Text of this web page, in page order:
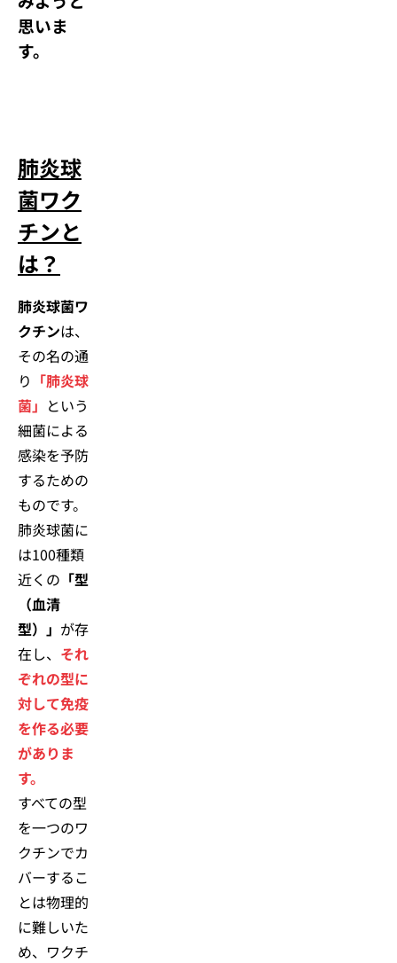
思いま
す。
肺炎球
菌ワク
チンと
は ？
肺炎球菌ワ
クチンは、
その名の通
り 「肺炎球
菌」 という
細菌による
感染を予防
するための
ものです。
肺炎球菌に
は100種類
近くの 「型
（血清
型）」 が存
在し、 それ
ぞれの型に
対して免疫
を作る必要
がありま
す。
すべての型
を一つのワ
クチンでカ
バーするこ
とは物理的
に難しいた
め、ワクチ